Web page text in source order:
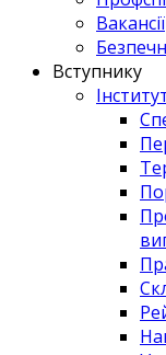
Вакансії
Вступнику